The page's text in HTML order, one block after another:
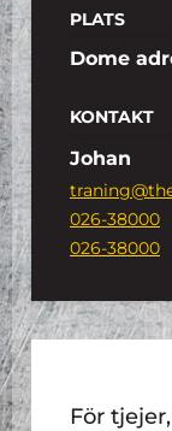
PLATS
Dome
KONTAKT
Johan
026-38000
026-38000
För